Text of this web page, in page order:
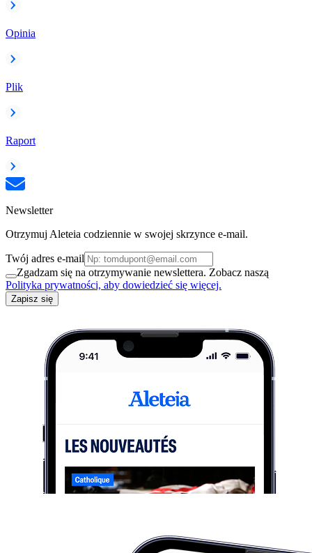
Opinia
Plik
Raport
Newsletter
Otrzymuj Aleteia codziennie w swojej skrzynce e-mail.
Twój adres e-mail
Zgadzam się na otrzymywanie newslettera. Zobacz naszą
Polityka prywatności, aby dowiedzieć się więcej.
Zapisz się